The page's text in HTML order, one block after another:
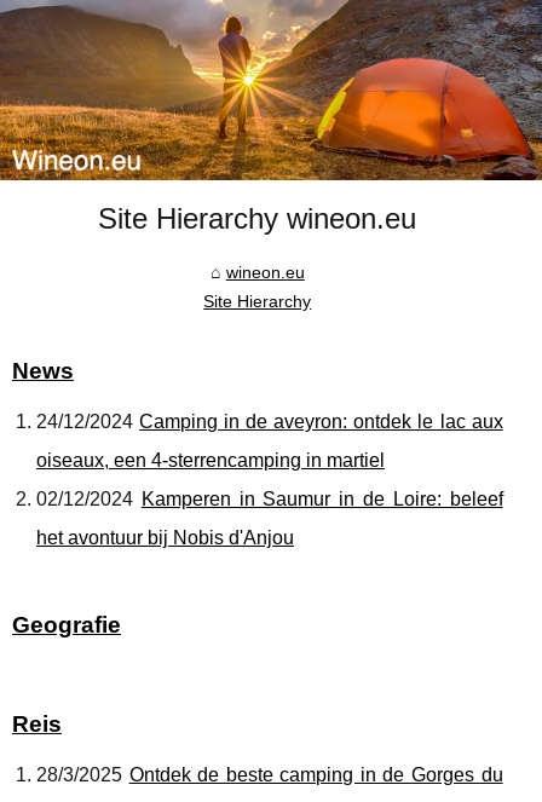
Site Hierarchy wineon.eu
wineon.eu
Site Hierarchy
News
24/12/2024Camping in de aveyron: ontdek le lac aux
oiseaux, een 4-sterrencamping in martiel
02/12/2024 Kamperen in Saumur in de Loire: beleef
het avontuur bij Nobis d'Anjou
Geografie
Reis
28/3/2025 Ontdek de beste camping in de Gorges du